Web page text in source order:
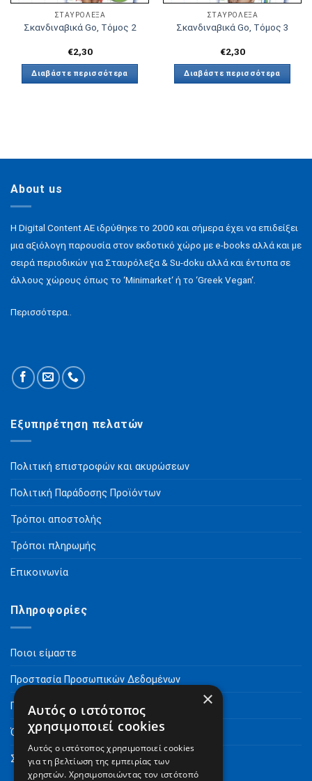
ΣΤΑΥΡΟΛΕΞΑ
Σκανδιναβικά Go, Τόμος 2
€2,30
Διαβάστε περισσότερα
ΣΤΑΥΡΟΛΕΞΑ
Σκανδιναβικά Go, Τόμος 3
€2,30
Διαβάστε περισσότερα
About us
H Digital Content ΑΕ ιδρύθηκε το 2000 και σήμερα έχει να επιδείξει
μια αξιόλογη παρουσία στον εκδοτικό χώρο με e-books αλλά και με
σειρά περιοδικών για Σταυρόλεξα & Su-doku αλλά και έντυπα σε
άλλους χώρους όπως το ‘Minimarket‘ ή το ‘Greek Vegan‘.
Περισσότερα..
Εξυπηρέτηση πελατών
Πολιτική επιστροφών και ακυρώσεων
Πολιτική Παράδοσης Προϊόντων
Τρόποι αποστολής
Τρόποι πληρωμής
Επικοινωνία
Πληροφορίες
Ποιοι είμαστε
Προστασία Προσωπικών Δεδομένων
Πνευματικά Δικαιώματα
Όροι Χρήσης
Συχνές Ερωτήσεις
×
Αυτός ο ιστότοπος
χρησιμοποιεί cookies
Αυτός ο ιστότοπος χρησιμοποιεί cookies
για τη βελτίωση της εμπειρίας των
χρηστών. Χρησιμοποιώντας τον ιστότοπό